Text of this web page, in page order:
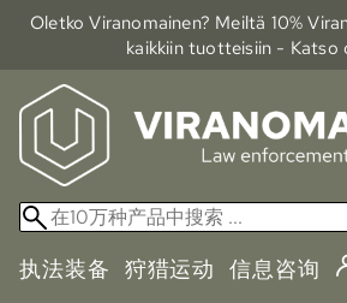
Oletko Viranomainen? Meiltä 10%
kaikkiin tuotteisiin - Katso
执法装备 狩猎运动 信息咨询